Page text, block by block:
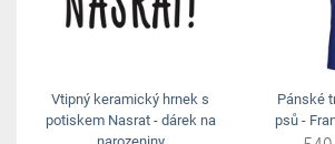
Vtipný keramický hrnek s
potiskem Nasrat - dárek na
Pánské
psů -